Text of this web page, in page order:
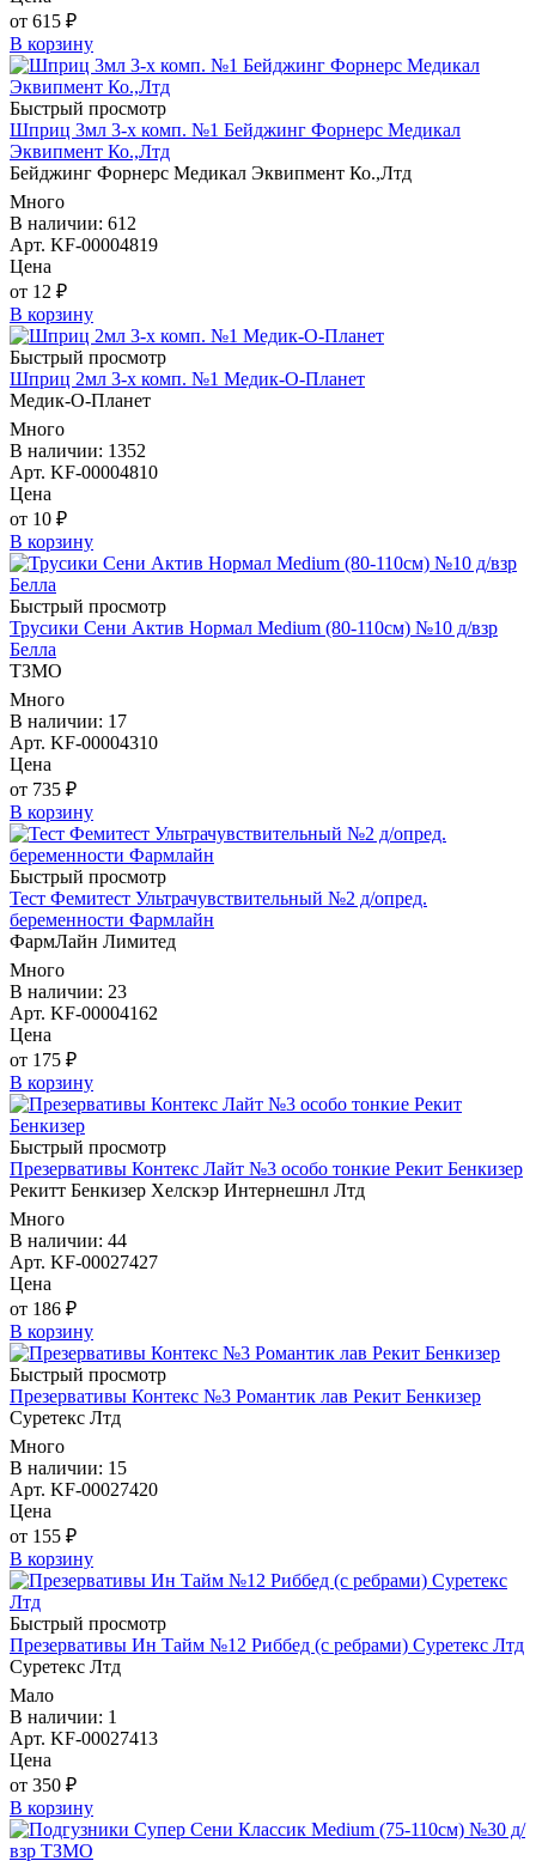
от 615 ₽
В корзину
Быстрый просмотр
Шприц 3мл 3-х комп. №1 Бейджинг Форнерс Медикал
Эквипмент Ко.,Лтд
Бейджинг Форнерс Медикал Эквипмент Ко.,Лтд
Много
В наличии: 612
Арт. KF-00004819
Цена
от 12 ₽
В корзину
Быстрый просмотр
Шприц 2мл 3-х комп. №1 Медик-О-Планет
Медик-О-Планет
Много
В наличии: 1352
Арт. KF-00004810
Цена
от 10 ₽
В корзину
Быстрый просмотр
Трусики Сени Актив Нормал Medium (80-110см) №10 д/взр
Белла
ТЗМО
Много
В наличии: 17
Арт. KF-00004310
Цена
от 735 ₽
В корзину
Быстрый просмотр
Тест Фемитест Ультрачувствительный №2 д/опред.
беременности Фармлайн
ФармЛайн Лимитед
Много
В наличии: 23
Арт. KF-00004162
Цена
от 175 ₽
В корзину
Быстрый просмотр
Презервативы Контекс Лайт №3 особо тонкие Рекит Бенкизер
Рекитт Бенкизер Хелскэр Интернешнл Лтд
Много
В наличии: 44
Арт. KF-00027427
Цена
от 186 ₽
В корзину
Быстрый просмотр
Презервативы Контекс №3 Романтик лав Рекит Бенкизер
Суретекс Лтд
Много
В наличии: 15
Арт. KF-00027420
Цена
от 155 ₽
В корзину
Быстрый просмотр
Презервативы Ин Тайм №12 Риббед (с ребрами) Суретекс Лтд
Суретекс Лтд
Мало
В наличии: 1
Арт. KF-00027413
Цена
от 350 ₽
В корзину